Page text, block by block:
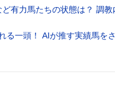
ど有力馬たちの状態は？ 調
る一頭！ AIが推す実績馬を